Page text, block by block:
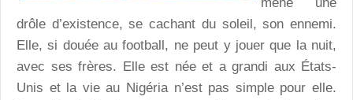
drôle d’existence, se cachant du soleil, son ennemi.
Elle, si douée au football, ne peut y jouer que la nuit,
avec ses frères. Elle est née et a grandi aux États-
Unis et la vie au Nigéria n’est pas simple pour elle.